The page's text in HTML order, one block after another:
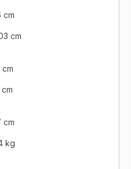
cm
cm
cm
cm
cm
kg